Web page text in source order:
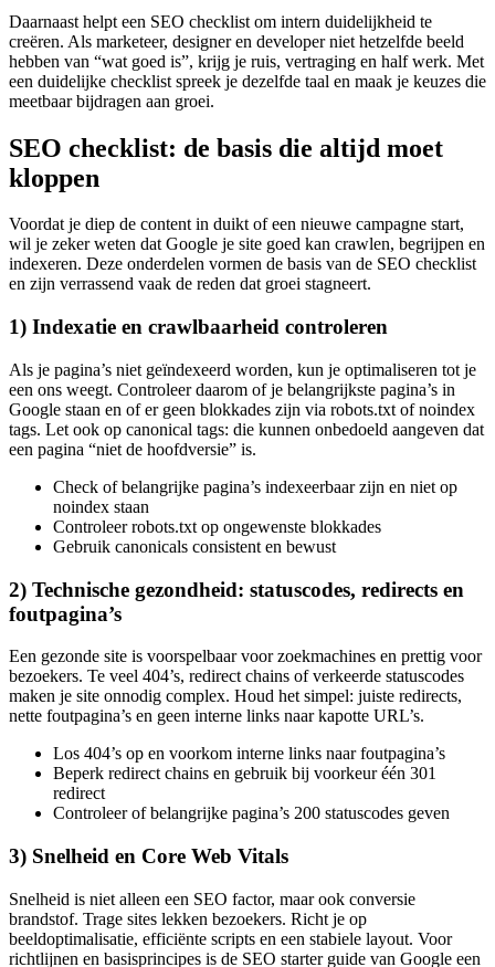
Daarnaast helpt een SEO checklist om intern duidelijkheid te
creëren. Als marketeer, designer en developer niet hetzelfde beeld
hebben van “wat goed is”, krijg je ruis, vertraging en half werk. Met
een duidelijke checklist spreek je dezelfde taal en maak je keuzes die
meetbaar bijdragen aan groei.
SEO checklist: de basis die altijd moet
kloppen
Voordat je diep de content in duikt of een nieuwe campagne start,
wil je zeker weten dat Google je site goed kan crawlen, begrijpen en
indexeren. Deze onderdelen vormen de basis van de SEO checklist
en zijn verrassend vaak de reden dat groei stagneert.
1) Indexatie en crawlbaarheid controleren
Als je pagina’s niet geïndexeerd worden, kun je optimaliseren tot je
een ons weegt. Controleer daarom of je belangrijkste pagina’s in
Google staan en of er geen blokkades zijn via robots.txt of noindex
tags. Let ook op canonical tags: die kunnen onbedoeld aangeven dat
een pagina “niet de hoofdversie” is.
Check of belangrijke pagina’s indexeerbaar zijn en niet op
noindex staan
Controleer robots.txt op ongewenste blokkades
Gebruik canonicals consistent en bewust
2) Technische gezondheid: statuscodes, redirects en
foutpagina’s
Een gezonde site is voorspelbaar voor zoekmachines en prettig voor
bezoekers. Te veel 404’s, redirect chains of verkeerde statuscodes
maken je site onnodig complex. Houd het simpel: juiste redirects,
nette foutpagina’s en geen interne links naar kapotte URL’s.
Los 404’s op en voorkom interne links naar foutpagina’s
Beperk redirect chains en gebruik bij voorkeur één 301
redirect
Controleer of belangrijke pagina’s 200 statuscodes geven
3) Snelheid en Core Web Vitals
Snelheid is niet alleen een SEO factor, maar ook conversie
brandstof. Trage sites lekken bezoekers. Richt je op
beeldoptimalisatie, efficiënte scripts en een stabiele layout. Voor
richtlijnen en basisprincipes is de SEO starter guide van Google een